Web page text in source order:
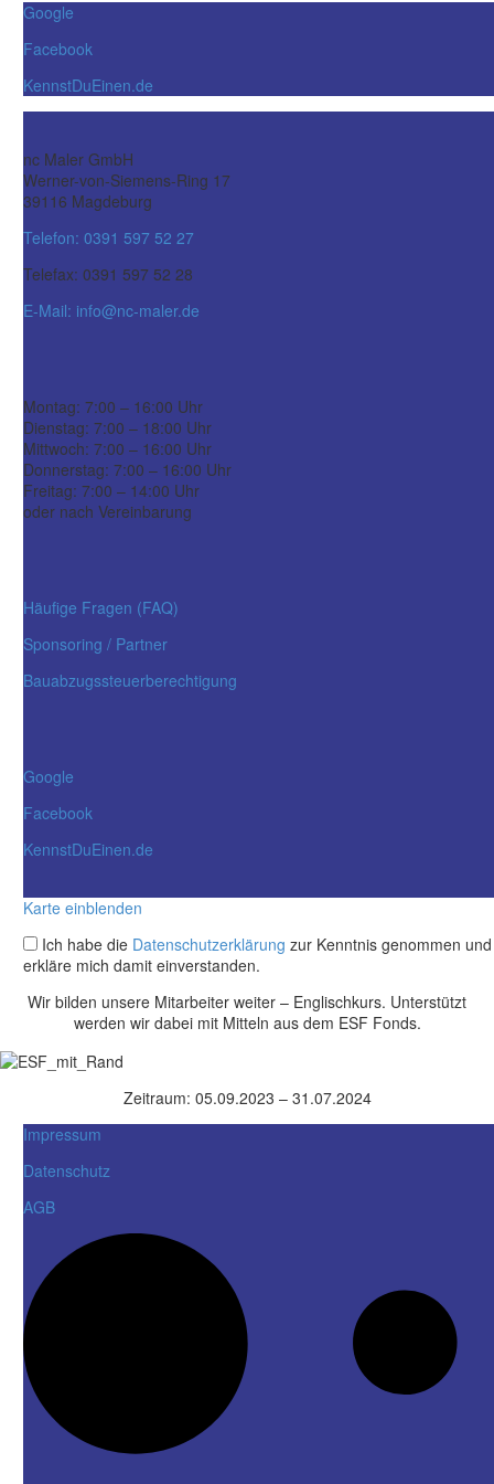
Google
Facebook
KennstDuEinen.de
nc Maler GmbH
Werner-von-Siemens-Ring 17
39116 Magdeburg
Telefon: 0391 597 52 27
Telefax: 0391 597 52 28
E-Mail: info@nc-maler.de
Montag: 7:00 – 16:00 Uhr
Dienstag: 7:00 – 18:00 Uhr
Mittwoch: 7:00 – 16:00 Uhr
Donnerstag: 7:00 – 16:00 Uhr
Freitag: 7:00 – 14:00 Uhr
oder nach Vereinbarung
Häufige Fragen (FAQ)
Sponsoring / Partner
Bauabzugssteuerberechtigung
Google
Facebook
KennstDuEinen.de
Karte einblenden
Ich habe die Datenschutzerklärung zur Kenntnis genommen und
erkläre mich damit einverstanden.
Wir bilden unsere Mitarbeiter weiter – Englischkurs. Unterstützt
werden wir dabei mit Mitteln aus dem ESF Fonds.
Zeitraum: 05.09.2023 – 31.07.2024
Impressum
Datenschutz
AGB